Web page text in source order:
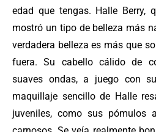
edad que tengas. Halle Berry,
mostró un tipo de belleza más
verdadera belleza es más que
fuera. Su cabello cálido de
suaves ondas, a juego con
maquillaje sencillo de Halle
juveniles, como sus pómulos